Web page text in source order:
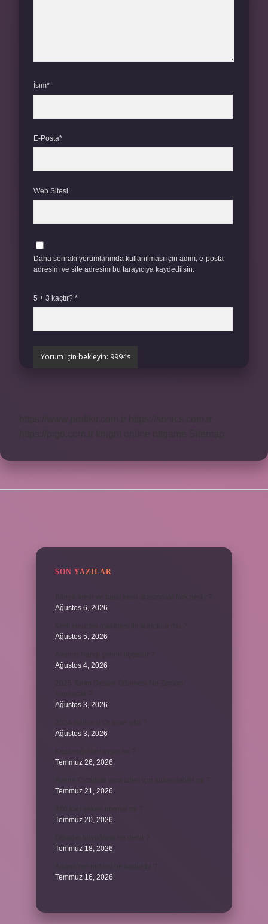
İsim*
E-Posta*
Web Sitesi
Daha sonraki yorumlarımda kullanılması için adım, e-posta
adresim ve site adresim bu tarayıcıya kaydedilsin.
5 + 3 kaçtır? *
SON YAZILAR
Ağustos 6, 2026
Ağustos 5, 2026
Ağustos 4, 2026
Ağustos 3, 2026
Ağustos 3, 2026
Temmuz 26, 2026
Temmuz 21, 2026
Temmuz 20, 2026
Temmuz 18, 2026
Temmuz 16, 2026